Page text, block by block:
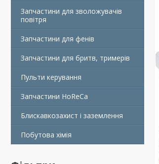
Запчастини для зволожувачів
повітря
Запчастини для фенів
Запчастини для бритв, тримерів
Пульти керування
Запчастини HoReCa
Блискавкозахист і заземлення
Побутова хімія